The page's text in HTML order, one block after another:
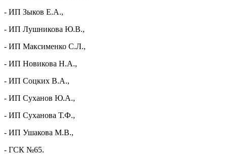
- ИП Зыков Е.А.,
- ИП Лушникова Ю.В.,
- ИП Максименко С.Л.,
- ИП Новикова Н.А.,
- ИП Соцких В.А.,
- ИП Суханов Ю.А.,
- ИП Суханова Т.Ф.,
- ИП Ушакова М.В.,
- ГСК №65.